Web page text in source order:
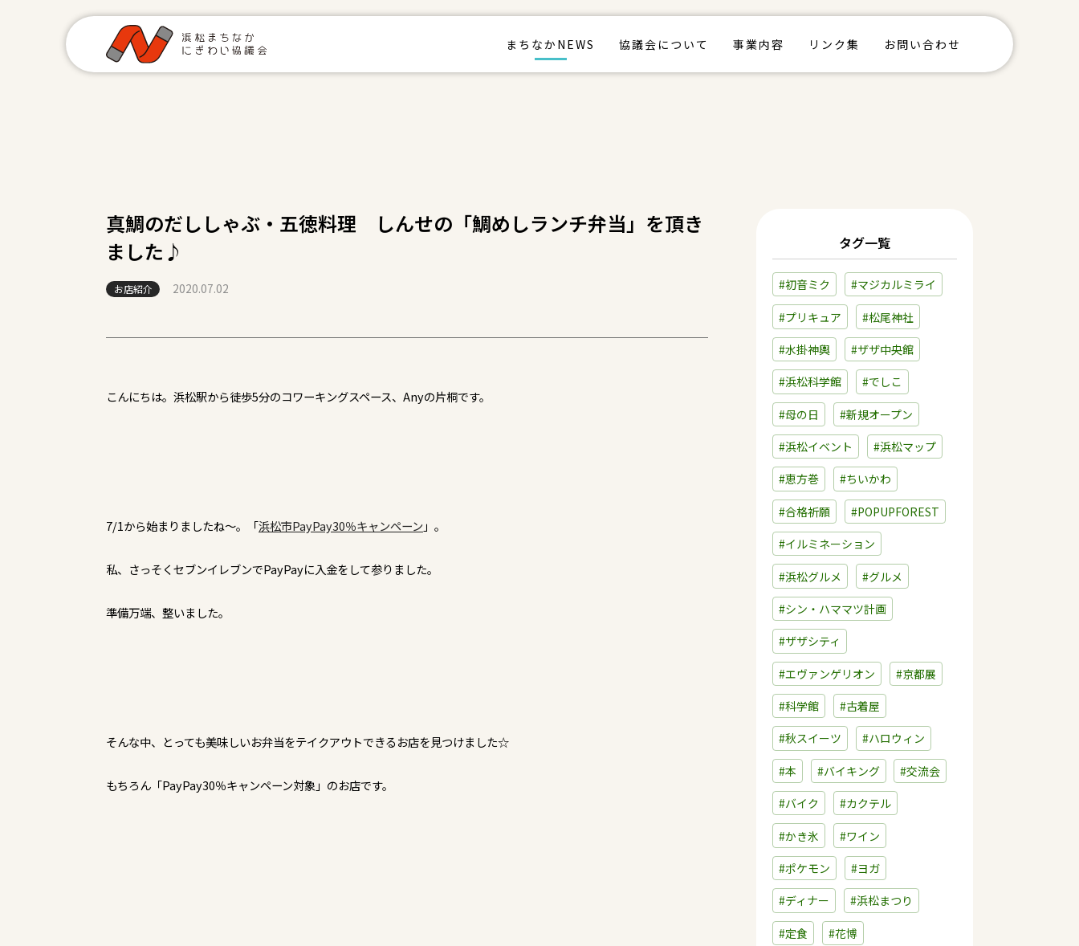
まちなかNEWS 協議会について 事業内容 リンク集 お問い合わせ
真鯛のだししゃぶ・五徳料理 しんせの「鯛めしランチ弁当」を頂き
ました♪
お店紹介 2020.07.02
こんにちは。浜松駅から徒歩5分のコワーキングスペース、Anyの片桐です。
7/1から始まりましたね～。「浜松市PayPay30％キャンペーン 」。
私、さっそくセブンイレブンでPayPayに入金をして参りました。
準備万端、整いました。
そんな中、とっても美味しいお弁当をテイクアウトできるお店を見つけました☆
もちろん「PayPay30％キャンペーン対象」のお店です。
タグ一覧
#初音ミク #マジカルミライ
#プリキュア #松尾神社
#水掛神輿 #ザザ中央館
#浜松科学館 #でしこ
#母の日 #新規オープン
#浜松イベント #浜松マップ
#恵方巻 #ちいかわ
#合格祈願 #POPUPFOREST
#イルミネーション
#浜松グルメ #グルメ
#シン・ハママツ計画
#ザザシティ
#エヴァンゲリオン #京都展
#科学館 #古着屋
#秋スイーツ #ハロウィン
#本 #バイキング #交流会
#バイク #カクテル
#かき氷 #ワイン
#ポケモン #ヨガ
#ディナー #浜松まつり
#定食 #花博